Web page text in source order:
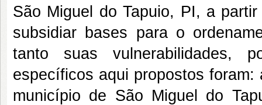
São Miguel do Tapuio, PI, a
subsidiar bases para o
tanto suas vulnerabilidades,
específicos aqui propostos
município de São Miguel do